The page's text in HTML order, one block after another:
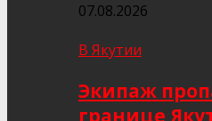
07.08.2026
В Якутии
Экипаж
границе